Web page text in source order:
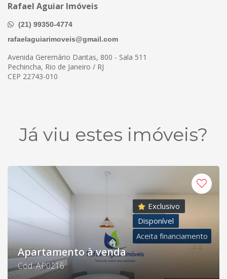
Rafael Aguiar Imóveis
(21) 99350-4774
rafaelaguiarimoveis@gmail.com
Avenida Geremário Dantas, 800 - Sala 511
Pechincha, Rio de Janeiro / RJ
CEP 22743-010
Já viu estes imóveis?
Exclusivo
Disponível
Aceita financiamento
Apartamento à venda
Cód. AP0216